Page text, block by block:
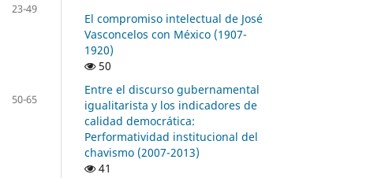
23-49
50-65
El compromiso intelectual de José
Vasconcelos con México (1907-
1920)
50
Entre el discurso gubernamental
igualitarista y los indicadores de
calidad democrática:
Performatividad institucional del
chavismo (2007-2013)
41